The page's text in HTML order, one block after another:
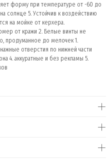
форму при температуре от -60 до
солнце 5. Устойчив к воздействию
на мойке от керхера.
от кражи 2. Белые винты не
продуманное до мелочек 1.
отверстия по нижней части
4. аккуратные и без рекламы 5.